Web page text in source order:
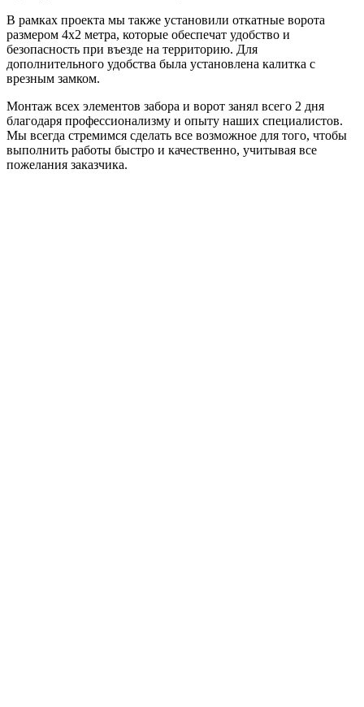
В рамках проекта мы также установили откатные ворота
размером 4х2 метра, которые обеспечат удобство и
безопасность при въезде на территорию. Для
дополнительного удобства была установлена калитка с
врезным замком.
Монтаж всех элементов забора и ворот занял всего 2 дня
благодаря профессионализму и опыту наших специалистов.
Мы всегда стремимся сделать все возможное для того, чтобы
выполнить работы быстро и качественно, учитывая все
пожелания заказчика.